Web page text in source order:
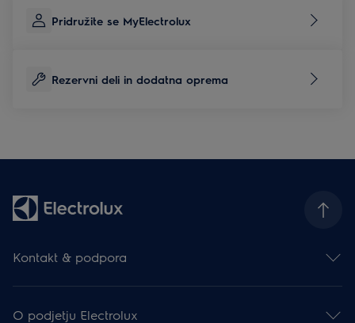
Pridružite se MyElectrolux
Rezervni deli in dodatna oprema
Kontakt & podpora
Prijava na e-novice
O podjetju Electrolux